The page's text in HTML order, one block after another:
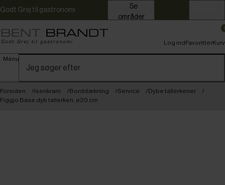
Godt Grej til gastronomi
områder
Menu
Log indFavoritterKurv
Forsiden Isenkram Borddækning Service
Dybe tallerkener
Figgjo Base dyb tallerken, ø20 cm